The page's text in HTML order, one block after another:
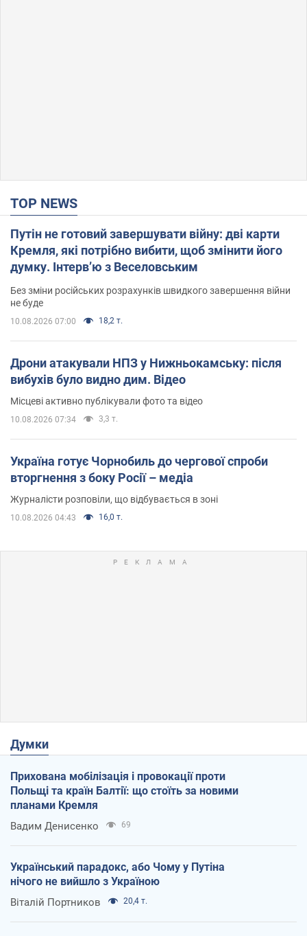
TOP NEWS
Путін не готовий завершувати війну: дві карти
Кремля, які потрібно вибити, щоб змінити його
думку. Інтерв’ю з Веселовським
Без зміни російських розрахунків швидкого завершення війни
не буде
10.08.2026 07:00 18,2 т.
Дрони атакували НПЗ у Нижньокамську: після
вибухів було видно дим. Відео
Місцеві активно публікували фото та відео
10.08.2026 07:34 3,3 т.
Україна готує Чорнобиль до чергової спроби
вторгнення з боку Росії – медіа
Журналісти розповіли, що відбувається в зоні
10.08.2026 04:43 16,0 т.
Думки
Прихована мобілізація і провокації проти
Польщі та країн Балтії: що стоїть за новими
планами Кремля
Вадим Денисенко 69
Український парадокс, або Чому у Путіна
нічого не вийшло з Україною
Віталій Портников 20,4 т.